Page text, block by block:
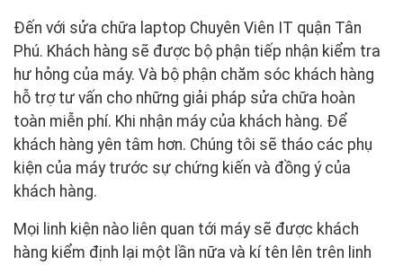
Đến với sửa chữa laptop Chuyên Viên IT quận Tân
Phú. Khách hàng sẽ được bộ phận tiếp nhận kiểm tra
hư hỏng của máy. Và bộ phận chăm sóc khách hàng
hỗ trợ tư vấn cho những giải pháp sửa chữa hoàn
toàn miễn phí. Khi nhận máy của khách hàng. Để
khách hàng yên tâm hơn. Chúng tôi sẽ tháo các phụ
kiện của máy trước sự chứng kiến và đồng ý của
khách hàng.
Mọi linh kiện nào liên quan tới máy sẽ được khách
hàng kiểm định lại một lần nữa và kí tên lên trên linh